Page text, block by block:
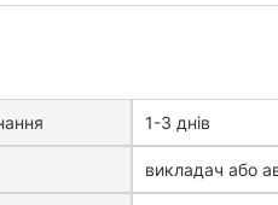
1-3 днів
викладач або